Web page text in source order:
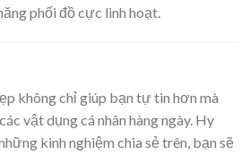
phối đồ cực linh hoạt.
không chỉ giúp bạn tự tin hơn mà
vật dụng cá nhân hàng ngày. Hy
kinh nghiệm chia sẻ trên, bạn sẽ